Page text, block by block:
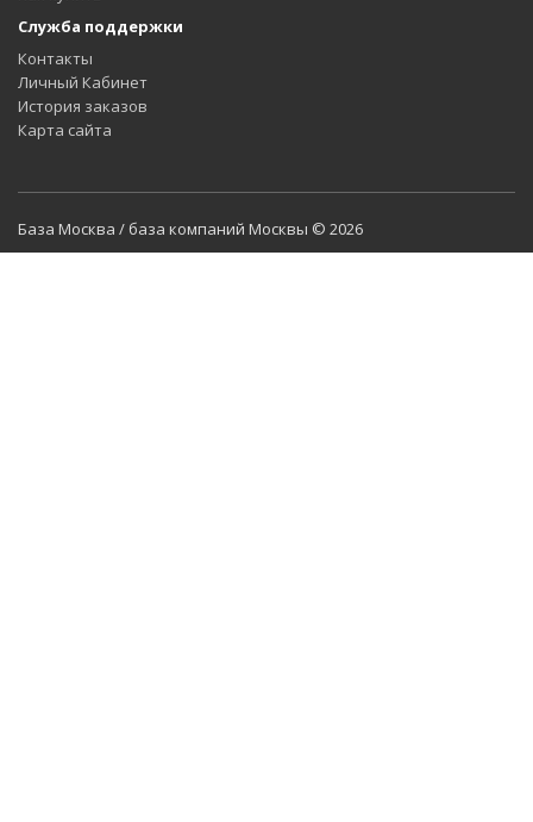
Служба поддержки
Контакты
Личный Кабинет
История заказов
Карта сайта
База Москва / база компаний Москвы © 2026